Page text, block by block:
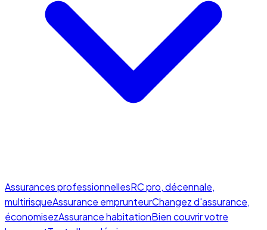
Assurances professionnellesRC pro, décennale,
multirisqueAssurance emprunteurChangez d'assurance,
économisezAssurance habitationBien couvrir votre